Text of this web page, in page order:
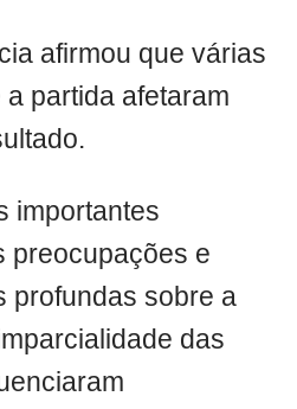
afirmou que várias
partida afetaram
importantes
preocupações e
profundas sobre a
das